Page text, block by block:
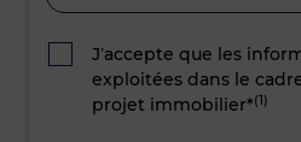
J’accepte que les
exploitées dans le
projet immobilier*(1)